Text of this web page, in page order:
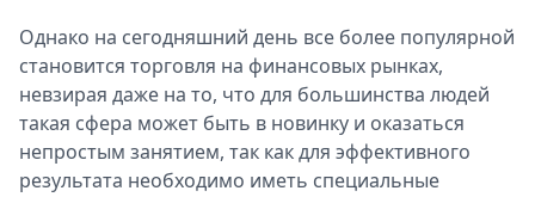
О
Metro
Стримы
Спецпроекты
Звезды
Однако на сегодняшний день все более популярной
становится торговля на финансовых рынках,
невзирая даже на то, что для большинства людей
такая сфера может быть в новинку и оказаться
непростым занятием, так как для эффективного
результата необходимо иметь специальные